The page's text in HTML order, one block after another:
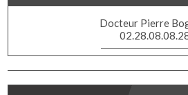
Docteur Pierre